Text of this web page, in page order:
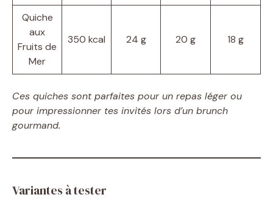
Quiche
aux
Fruits de
Mer
350 kcal 24 g 20 g 18 g
Ces quiches sont parfaites pour un repas léger ou
pour impressionner tes invités lors d’un brunch
gourmand.
Variantes à tester